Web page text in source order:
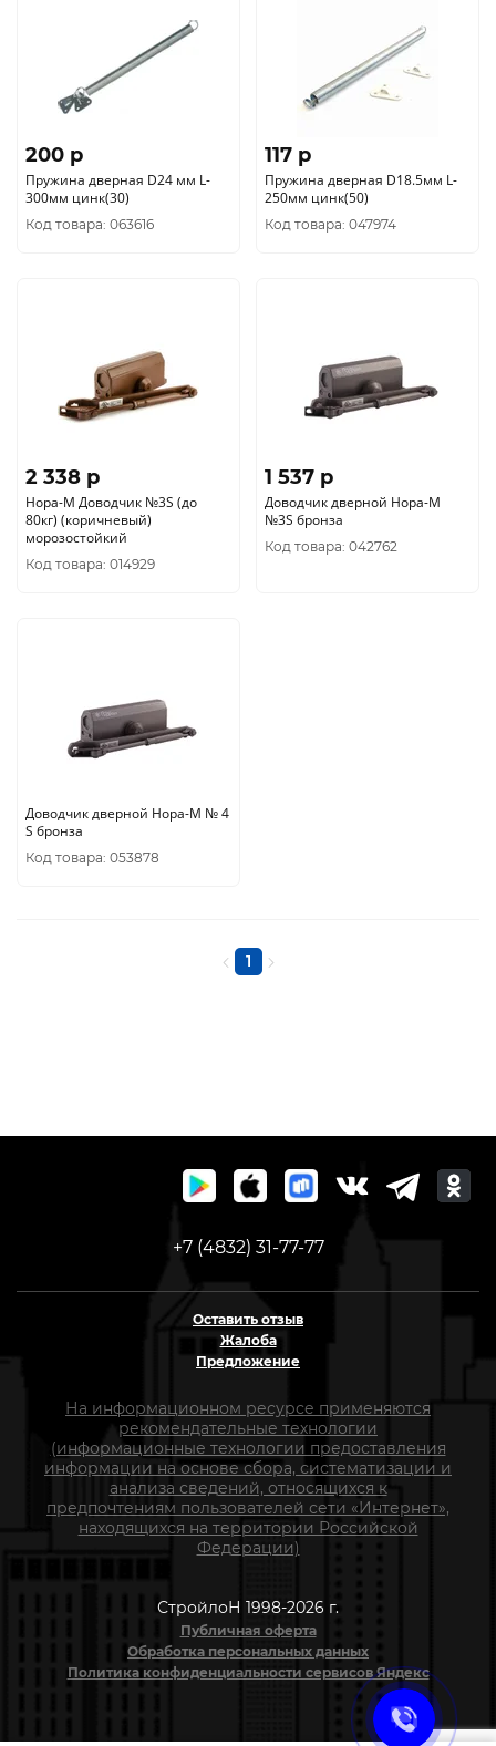
200 p
Пружина дверная D24 мм L-
300мм цинк(30)
Код товара: 063616
117 p
Пружина дверная D18.5мм L-
250мм цинк(50)
Код товара: 047974
2 338 p
Нора-М Доводчик №3S (до
80кг) (коричневый)
морозостойкий
Код товара: 014929
1 537 p
Доводчик дверной Нора-М
№3S бронза
Код товара: 042762
Доводчик дверной Нора-М № 4
S бронза
Код товара: 053878
1
+7 (4832) 31-77-77
Оставить отзыв
Жалоба
Предложение
На информационном ресурсе применяются
рекомендательные технологии
(информационные технологии предоставления
информации на основе сбора, систематизации и
анализа сведений, относящихся к
предпочтениям пользователей сети «Интернет»,
находящихся на территории Российской
Федерации)
СтройлоН 1998-2026 г.
Публичная оферта
Обработка персональных данных
Политика конфиденциальности сервисов Яндекс